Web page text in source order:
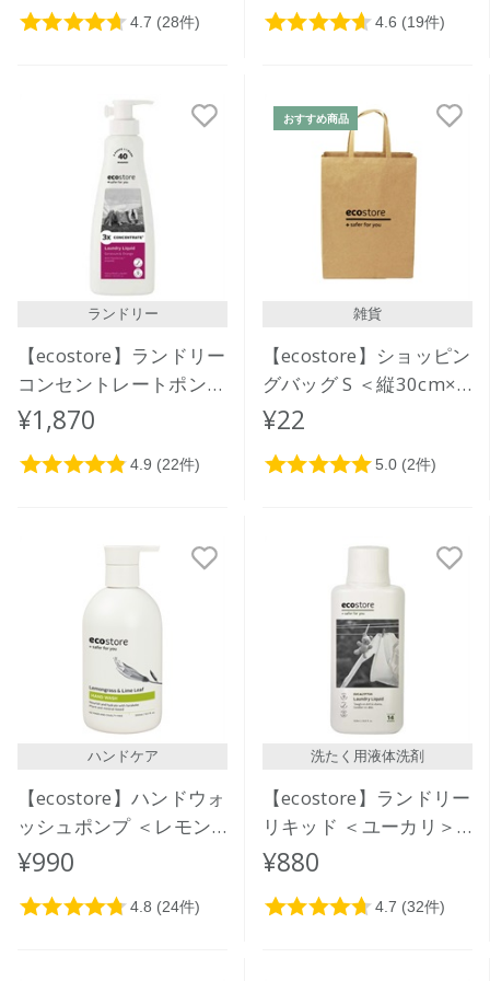
ランドリー
【ecostore】ランドリー
コンセントレートポンプ
＜ゼラニウム＆オレンジ
＞ 480mL
¥1,870
おすすめ商品
雑貨
【ecostore】ショッピン
グバッグ S ＜縦30cm×
横23cm×マチ12cm＞
¥22
ハンドケア
【ecostore】ハンドウォ
ッシュポンプ ＜レモン
グラス＆ライムリーフ＞
¥990
洗たく用液体洗剤
【ecostore】ランドリー
リキッド ＜ユーカリ＞
500mL
¥880